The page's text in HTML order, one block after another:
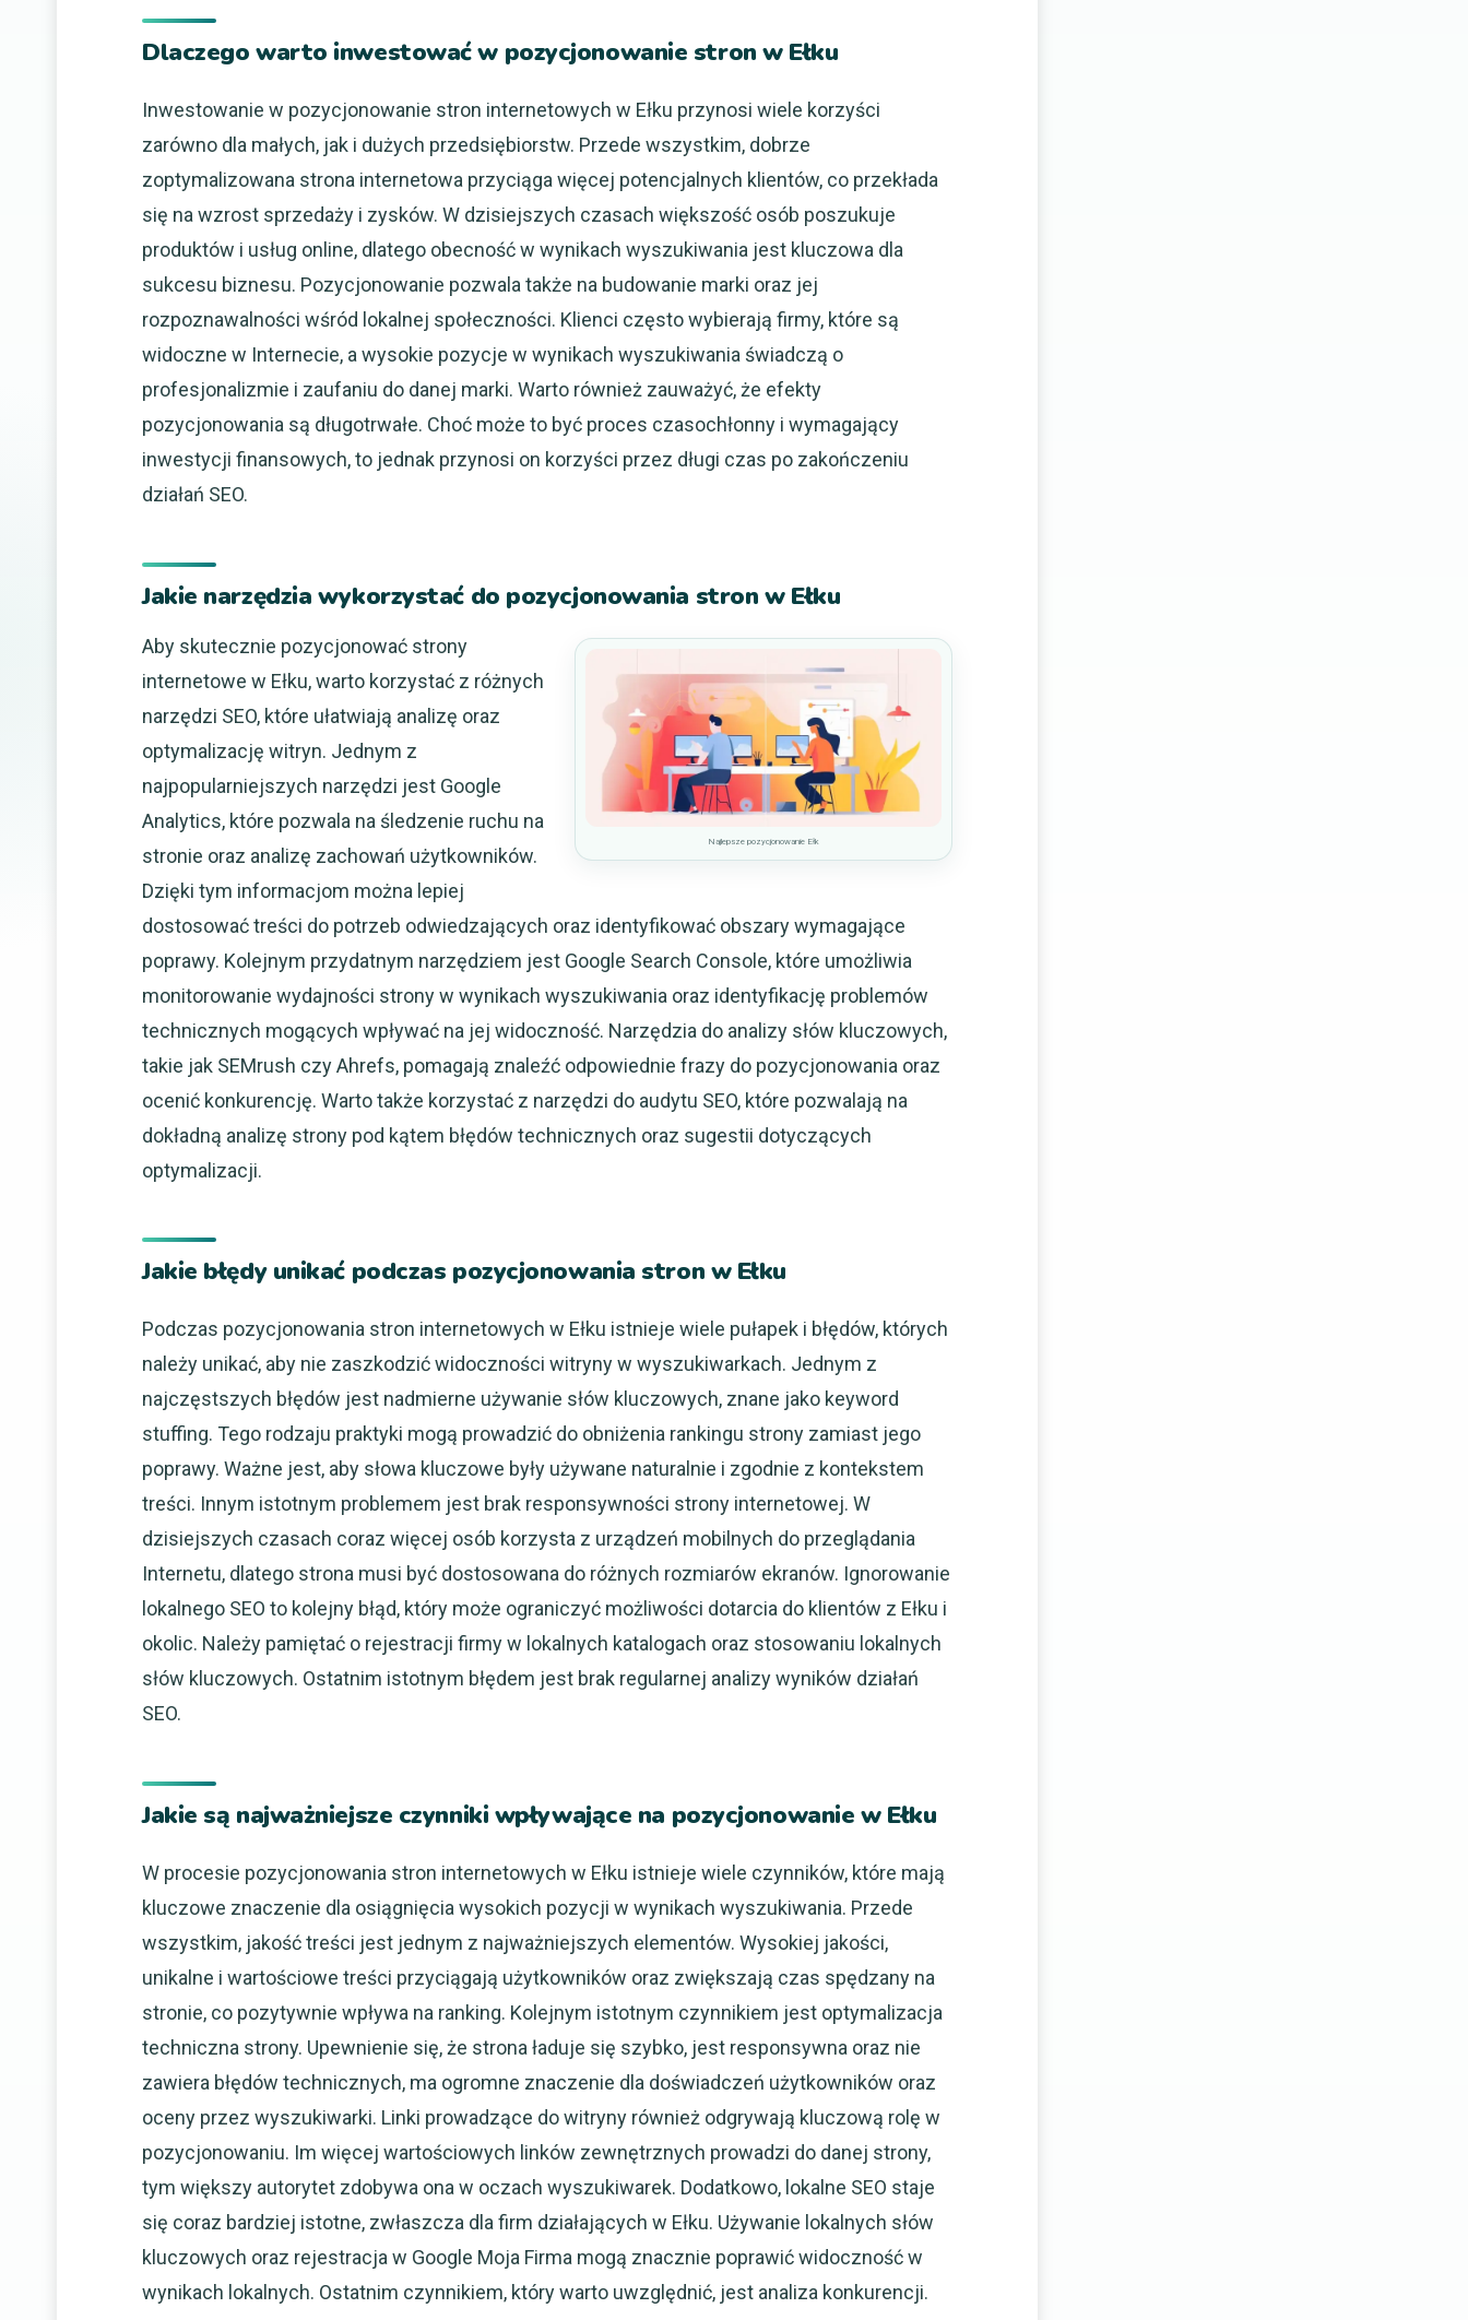
Dlaczego warto inwestować w pozycjonowanie stron w Ełku
Inwestowanie w pozycjonowanie stron internetowych w Ełku przynosi wiele korzyści
zarówno dla małych, jak i dużych przedsiębiorstw. Przede wszystkim, dobrze
zoptymalizowana strona internetowa przyciąga więcej potencjalnych klientów, co przekłada
się na wzrost sprzedaży i zysków. W dzisiejszych czasach większość osób poszukuje
produktów i usług online, dlatego obecność w wynikach wyszukiwania jest kluczowa dla
sukcesu biznesu. Pozycjonowanie pozwala także na budowanie marki oraz jej
rozpoznawalności wśród lokalnej społeczności. Klienci często wybierają firmy, które są
widoczne w Internecie, a wysokie pozycje w wynikach wyszukiwania świadczą o
profesjonalizmie i zaufaniu do danej marki. Warto również zauważyć, że efekty
pozycjonowania są długotrwałe. Choć może to być proces czasochłonny i wymagający
inwestycji finansowych, to jednak przynosi on korzyści przez długi czas po zakończeniu
działań SEO.
Jakie narzędzia wykorzystać do pozycjonowania stron w Ełku
Najlepsze pozycjonowanie Ełk
Aby skutecznie pozycjonować strony
internetowe w Ełku, warto korzystać z różnych
narzędzi SEO, które ułatwiają analizę oraz
optymalizację witryn. Jednym z
najpopularniejszych narzędzi jest Google
Analytics, które pozwala na śledzenie ruchu na
stronie oraz analizę zachowań użytkowników.
Dzięki tym informacjom można lepiej
dostosować treści do potrzeb odwiedzających oraz identyfikować obszary wymagające
poprawy. Kolejnym przydatnym narzędziem jest Google Search Console, które umożliwia
monitorowanie wydajności strony w wynikach wyszukiwania oraz identyfikację problemów
technicznych mogących wpływać na jej widoczność. Narzędzia do analizy słów kluczowych,
takie jak SEMrush czy Ahrefs, pomagają znaleźć odpowiednie frazy do pozycjonowania oraz
ocenić konkurencję. Warto także korzystać z narzędzi do audytu SEO, które pozwalają na
dokładną analizę strony pod kątem błędów technicznych oraz sugestii dotyczących
optymalizacji.
Jakie błędy unikać podczas pozycjonowania stron w Ełku
Podczas pozycjonowania stron internetowych w Ełku istnieje wiele pułapek i błędów, których
należy unikać, aby nie zaszkodzić widoczności witryny w wyszukiwarkach. Jednym z
najczęstszych błędów jest nadmierne używanie słów kluczowych, znane jako keyword
stuffing. Tego rodzaju praktyki mogą prowadzić do obniżenia rankingu strony zamiast jego
poprawy. Ważne jest, aby słowa kluczowe były używane naturalnie i zgodnie z kontekstem
treści. Innym istotnym problemem jest brak responsywności strony internetowej. W
dzisiejszych czasach coraz więcej osób korzysta z urządzeń mobilnych do przeglądania
Internetu, dlatego strona musi być dostosowana do różnych rozmiarów ekranów. Ignorowanie
lokalnego SEO to kolejny błąd, który może ograniczyć możliwości dotarcia do klientów z Ełku i
okolic. Należy pamiętać o rejestracji firmy w lokalnych katalogach oraz stosowaniu lokalnych
słów kluczowych. Ostatnim istotnym błędem jest brak regularnej analizy wyników działań
SEO.
Jakie są najważniejsze czynniki wpływające na pozycjonowanie w Ełku
W procesie pozycjonowania stron internetowych w Ełku istnieje wiele czynników, które mają
kluczowe znaczenie dla osiągnięcia wysokich pozycji w wynikach wyszukiwania. Przede
wszystkim, jakość treści jest jednym z najważniejszych elementów. Wysokiej jakości,
unikalne i wartościowe treści przyciągają użytkowników oraz zwiększają czas spędzany na
stronie, co pozytywnie wpływa na ranking. Kolejnym istotnym czynnikiem jest optymalizacja
techniczna strony. Upewnienie się, że strona ładuje się szybko, jest responsywna oraz nie
zawiera błędów technicznych, ma ogromne znaczenie dla doświadczeń użytkowników oraz
oceny przez wyszukiwarki. Linki prowadzące do witryny również odgrywają kluczową rolę w
pozycjonowaniu. Im więcej wartościowych linków zewnętrznych prowadzi do danej strony,
tym większy autorytet zdobywa ona w oczach wyszukiwarek. Dodatkowo, lokalne SEO staje
się coraz bardziej istotne, zwłaszcza dla firm działających w Ełku. Używanie lokalnych słów
kluczowych oraz rejestracja w Google Moja Firma mogą znacznie poprawić widoczność w
wynikach lokalnych. Ostatnim czynnikiem, który warto uwzględnić, jest analiza konkurencji.